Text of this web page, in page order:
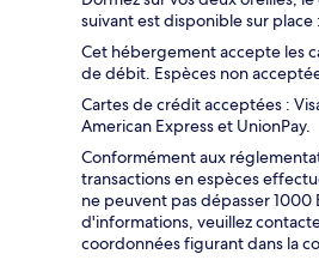
suivant est disponible sur place
Cet hébergement accepte les
de débit. Espèces non
Cartes de crédit acceptées :
American Express et UnionPay.
Conformément aux
transactions en espèces
ne peuvent pas dépasser 1000
d'informations, veuillez
coordonnées figurant dans la